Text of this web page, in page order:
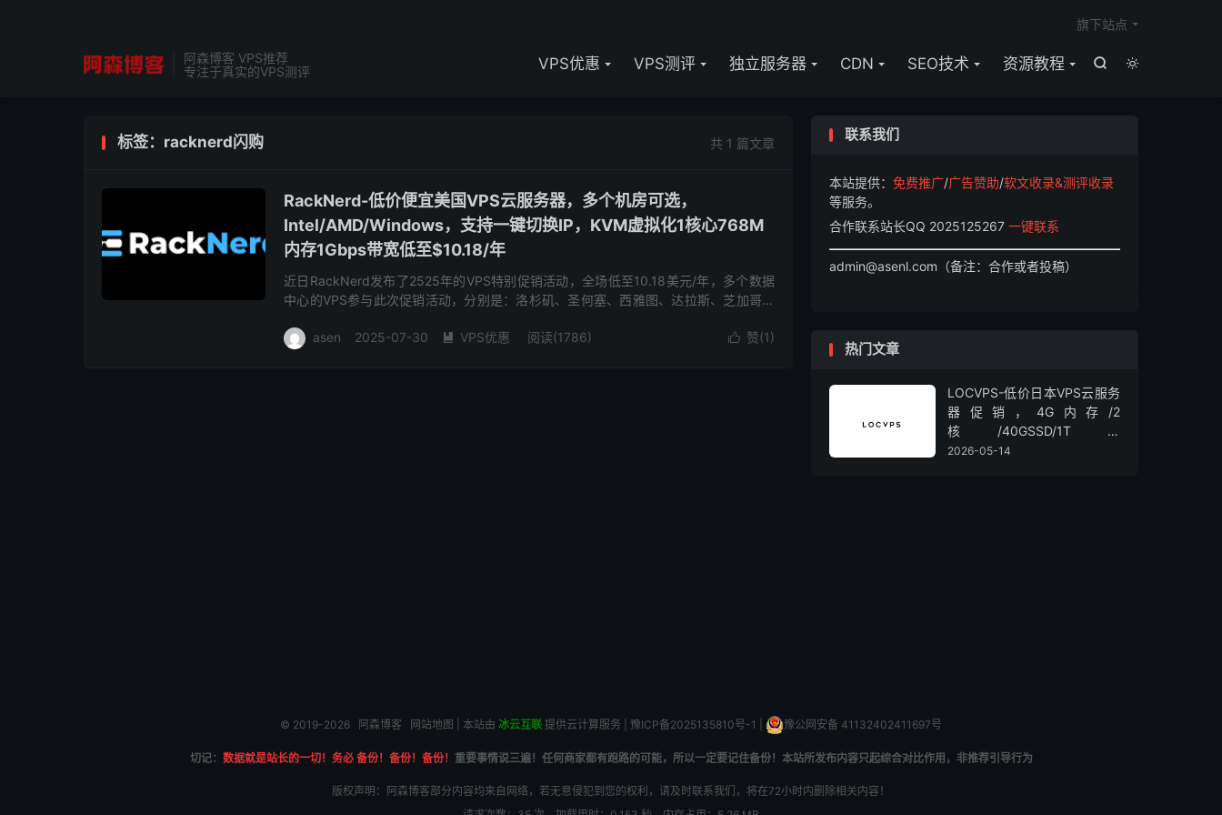
阿森博客 VPS推荐
专注于真实的VPS测评


VPS优惠 VPS测评 独立服务器 CDN SEO技术 资源教程
旗下站点
共 1 篇文章
标签：racknerd闪购
RackNerd-低价便宜美国VPS云服务器，多个机房可选，
Intel/AMD/Windows，支持一键切换IP，KVM虚拟化1核心768M
内存1Gbps带宽低至$10.18/年
近日RackNerd发布了2525年的VPS特别促销活动，全场低至10.18美元/年，多个数据
中心的VPS参与此次促销活动，分别是：洛杉矶、圣何塞、西雅图、达拉斯、芝加哥、
 赞(1)
asen 2025-07-30  VPS优惠 阅读(1786)
联系我们
本站提供： 免费推广/广告赞助/软文收录&测评收录
等服务。
合作联系站长QQ 2025125267 一键联系
admin@asenl.com（备注：合作或者投稿）
热门文章
LOCVPS-低价日本VPS云服务
器促销，4G内存/2
核/40GSSD/1T流
量/450Mbps带宽，低至36元/
2026-05-14
© 2019-2026 阿森博客 网站地图 | 本站由 冰云互联 提供云计算服务 | 豫ICP备2025135810号-1 豫公网安备 41132402411697号
切记： 数据就是站长的一切！务必 备份！备份！备份！ 重要事情说三遍！任何商家都有跑路的可能，所以一定要记住备份！本站所发布内容只起综合对比作用，非推荐引导行为
版权声明：阿森博客部分内容均来自网络，若无意侵犯到您的权利，请及时联系我们，将在72小时内删除相关内容！